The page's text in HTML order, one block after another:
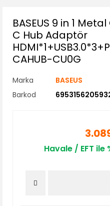
BASEUS 9 in 1
C Hub Adaptör
CAHUB-CU0G
Marka BASEUS
Barkod
Havale / EFT